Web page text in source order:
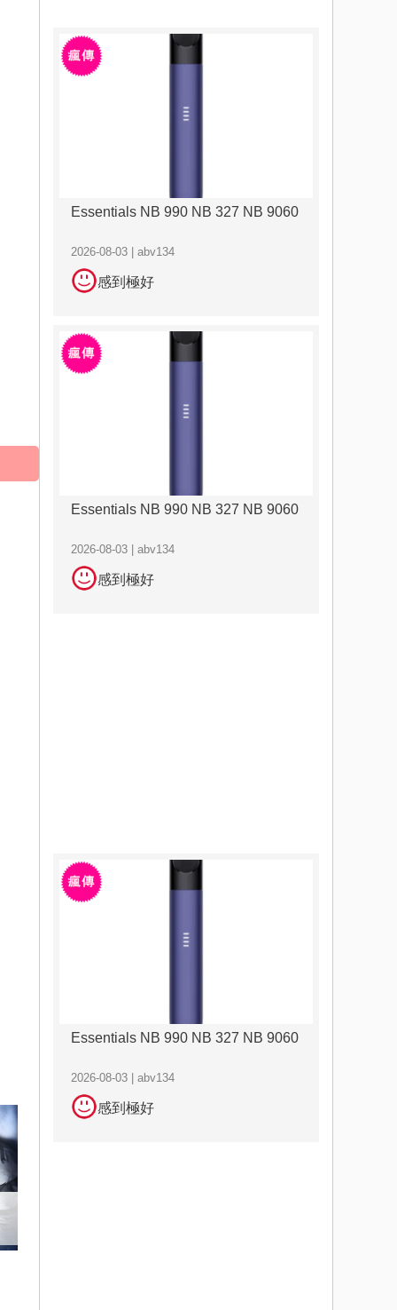
Essentials NB 990 NB 327 NB 9060
2026-08-03 | abv134
感到極好
Essentials NB 990 NB 327 NB 9060
2026-08-03 | abv134
感到極好
Essentials NB 990 NB 327 NB 9060
2026-08-03 | abv134
感到極好